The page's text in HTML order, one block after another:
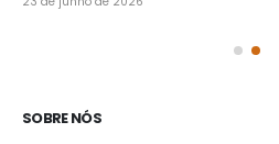
SOBRE NÓS